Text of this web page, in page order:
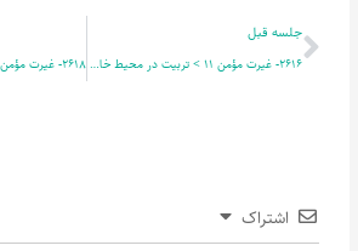
قبلی
جلسه قبل
2616- غیرت مؤمن 11 > تربیت در محیط خانوادگی11
اشتراک